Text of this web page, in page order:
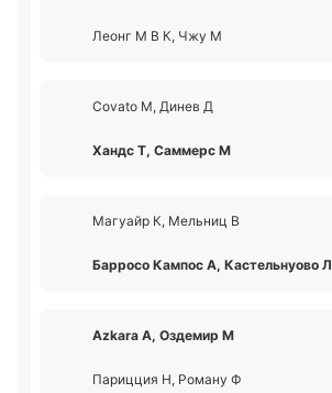
Леонг М В К, Чжу М
Covato М, Динев Д
Хандс Т, Саммерс М
Магуайр К, Мельниц В
Барросо Кампос А, Кастельнуово Л
Azkara А, Оздемир М
Парицция Н, Роману Ф